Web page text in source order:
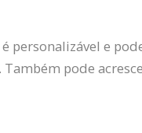
personalizável e
pode